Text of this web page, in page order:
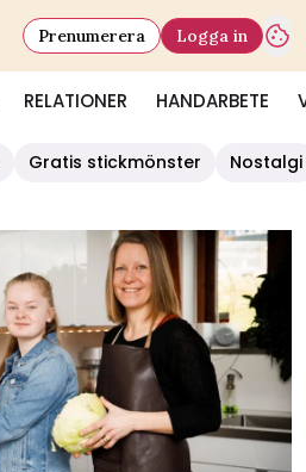
RELATIONER HANDARBETE
Prenumerera Logga in
Gratis stickmönster
Nostalgi